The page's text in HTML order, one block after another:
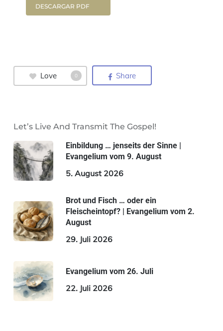
DESCARGAR PDF
Love 0 Share
Let’s Live And Transmit The Gospel!
Einbildung … jenseits der Sinne |
Evangelium vom 9. August
5. August 2026
Brot und Fisch … oder ein
Fleischeintopf? | Evangelium vom 2.
August
29. Juli 2026
Evangelium vom 26. Juli
22. Juli 2026